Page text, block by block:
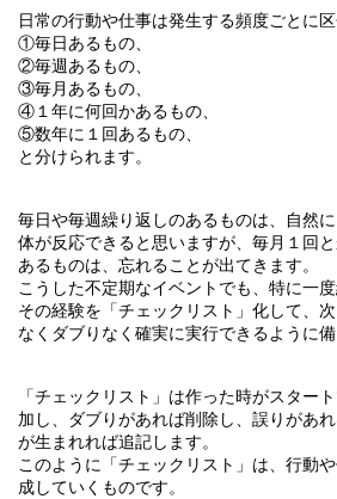
日常の行動や仕事は発生する頻度ごとに区
①毎日あるもの、
②毎週あるもの、
③毎月あるもの、
④１年に何回かあるもの、
⑤数年に１回あるもの、
と分けられます。
毎日や毎週繰り返しのあるものは、自然
体が反応できると思いますが、毎月１回
あるものは、忘れることが出てきます。
こうした不定期なイベントでも、特に一
その経験を「チェックリスト」化して、
なくダブりなく確実に実行できるように備
「チェックリスト」は作った時がスター
加し、ダブりがあれば削除し、誤りがあ
が生まれれば追記します。
このように「チェックリスト」は、行動
成していくものです。